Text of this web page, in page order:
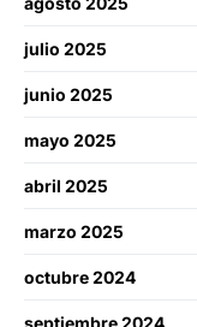
julio 2025
junio 2025
mayo 2025
abril 2025
marzo 2025
octubre 2024